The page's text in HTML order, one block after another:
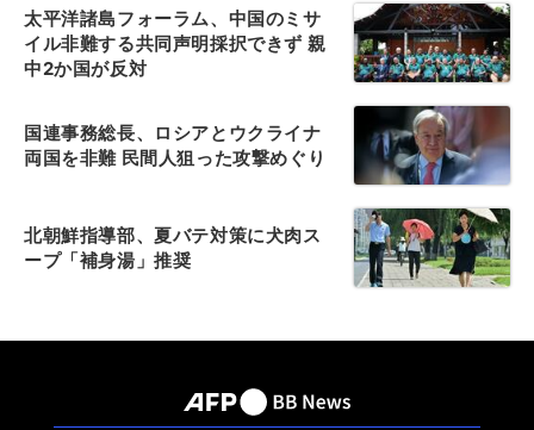
太平洋諸島フォーラム、中国のミサ
イル非難する共同声明採択できず 親
中2か国が反対
国連事務総長、ロシアとウクライナ
両国を非難 民間人狙った攻撃めぐり
北朝鮮指導部、夏バテ対策に犬肉ス
ープ「補身湯」推奨